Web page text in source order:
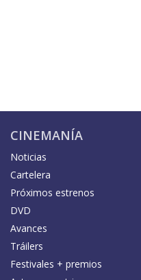
CINEMANÍA
Noticias
Cartelera
Próximos estrenos
DVD
Avances
Tráilers
Festivales + premios